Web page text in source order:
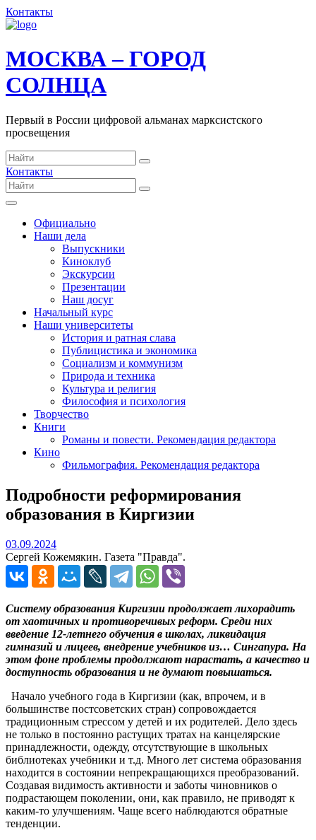
Контакты
МОСКВА – ГОРОД
СОЛНЦА
Первый в России цифровой альманах марксистского
просвещения
Контакты
Официально
Наши дела
Выпускники
Киноклуб
Экскурсии
Презентации
Наш досуг
Начальный курс
Наши университеты
История и ратная слава
Публицистика и экономика
Социализм и коммунизм
Природа и техника
Культура и религия
Философия и психология
Творчество
Книги
Романы и повести. Рекомендация редактора
Кино
Фильмография. Рекомендация редактора
Подробности реформирования
образования в Киргизии
03.09.202403.09.2024
Сергей Кожемякин. Газета "Правда".
Систему образования Киргизии продолжает лихорадить
от хаотичных и противоречивых реформ. Среди них
введение 12-летнего обучения в школах, ликвидация
гимназий и лицеев, внедрение учебников из… Сингапура. На
этом фоне проблемы продолжают нарастать, а качество и
доступность образования и не думают повышаться.
Начало учебного года в Киргизии (как, впрочем, и в
большинстве постсоветских стран) сопровождается
традиционным стрессом у детей и их родителей. Дело здесь
не только в постоянно растущих тратах на канцелярские
принадлежности, одежду, отсутствующие в школьных
библиотеках учебники и т.д. Много лет система образования
находится в состоянии непрекращающихся преобразований.
Создавая видимость активности и заботы чиновников о
подрастающем поколении, они, как правило, не приводят к
каким-то улучшениям. Чаще всего наблюдаются обратные
тенденции.